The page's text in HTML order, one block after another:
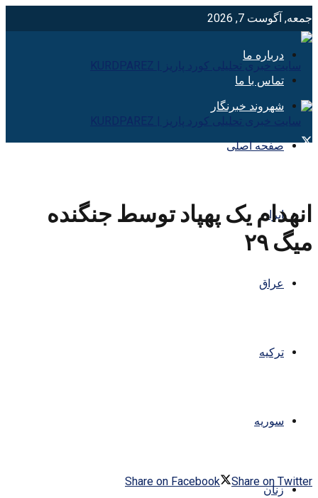
جمعه, آگوست 7, 2026
درباره ما
تماس با ما
شهروند خبرنگار
صفحه اصلی
ایران
عراق
ترکیه
سوریه
زنان
انهدام یک پهپاد توسط جنگنده
میگ ۲۹
Share on Facebook
Share on Twitter